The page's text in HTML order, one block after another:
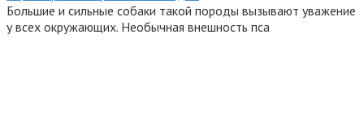
Большие и сильные собаки такой породы вызывают уважение
у всех окружающих. Необычная внешность пса